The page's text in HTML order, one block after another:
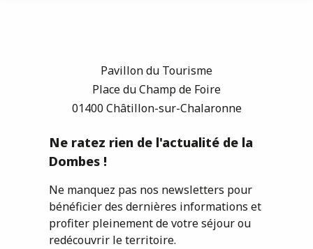
Pavillon du Tourisme
Place du Champ de Foire
01400 Châtillon-sur-Chalaronne
Ne ratez rien de l'actualité de la
Dombes !
Ne manquez pas nos newsletters pour
bénéficier des dernières informations et
profiter pleinement de votre séjour ou
redécouvrir le territoire.